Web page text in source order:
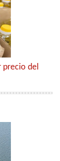
precio del